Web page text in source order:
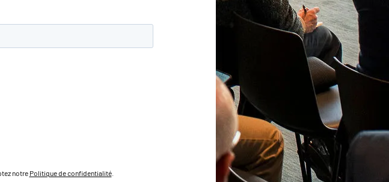
notre Politique de confidentialité.